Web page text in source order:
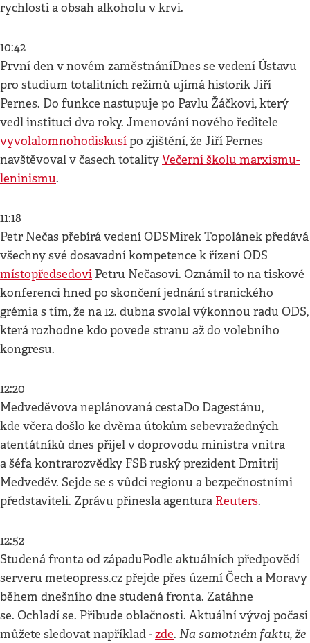
rychlosti a obsah alkoholu v krvi.
10:42
První den v novém zaměstnáníDnes se vedení Ústavu
pro studium totalitních režimů ujímá historik Jiří
Pernes. Do funkce nastupuje po Pavlu Žáčkovi, který
vedl instituci dva roky. Jmenování nového ředitele
vyvolalomnohodiskusípo zjištění, že Jiří Pernes
navštěvoval v časech totalityVečerní školu marxismu-
leninismu.
11:18
Petr Nečas přebírá vedení ODSMirek Topolánek předává
všechny své dosavadní kompetence k řízení ODS
místopředsedovi Petru Nečasovi. Oznámil to na tiskové
konferenci hned po skončení jednání stranického
grémia s tím, že na 12. dubna svolal výkonnou radu ODS,
která rozhodne kdo povede stranu až do volebního
kongresu.
12:20
Medveděvova neplánovaná cestaDo Dagestánu,
kde včera došlo ke dvěma útokům sebevražedných
atentátníků dnes přijel v doprovodu ministra vnitra
a šéfa kontrarozvědky FSB ruský prezident Dmitrij
Medveděv. Sejde se s vůdci regionu a bezpečnostními
představiteli. Zprávu přinesla agentura Reuters.
12:52
Studená fronta od západuPodle aktuálních předpovědí
serveru meteopress.cz přejde přes území Čech a Moravy
během dnešního dne studená fronta. Zatáhne
se. Ochladí se. Přibude oblačnosti. Aktuální vývoj počasí
můžete sledovat například -zde. Na samotném faktu, že